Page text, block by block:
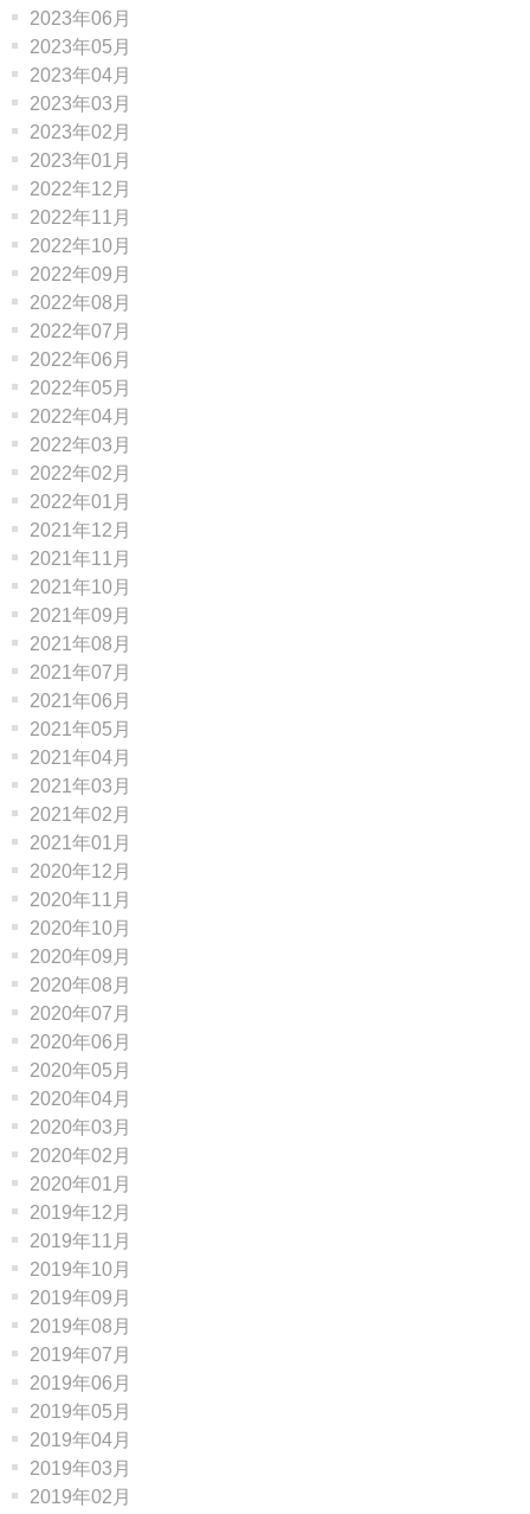
2023年06月
2023年05月
2023年04月
2023年03月
2023年02月
2023年01月
2022年12月
2022年11月
2022年10月
2022年09月
2022年08月
2022年07月
2022年06月
2022年05月
2022年04月
2022年03月
2022年02月
2022年01月
2021年12月
2021年11月
2021年10月
2021年09月
2021年08月
2021年07月
2021年06月
2021年05月
2021年04月
2021年03月
2021年02月
2021年01月
2020年12月
2020年11月
2020年10月
2020年09月
2020年08月
2020年07月
2020年06月
2020年05月
2020年04月
2020年03月
2020年02月
2020年01月
2019年12月
2019年11月
2019年10月
2019年09月
2019年08月
2019年07月
2019年06月
2019年05月
2019年04月
2019年03月
2019年02月